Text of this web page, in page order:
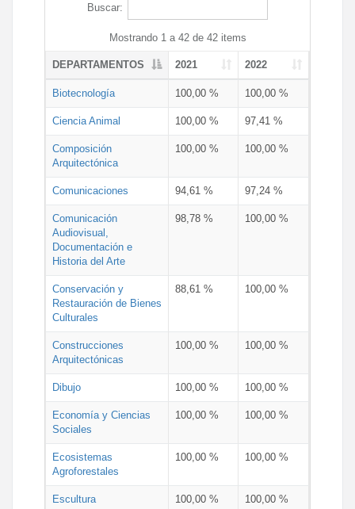
Buscar:
Mostrando 1 a 42 de 42 items
DEPARTAMENTOS 2021 2022
Biotecnología 100,00 % 100,00 %
Ciencia Animal 100,00 % 97,41 %
Composición
Arquitectónica
100,00 % 100,00 %
Comunicaciones 94,61 % 97,24 %
Comunicación
Audiovisual,
Documentación e
Historia del Arte
98,78 % 100,00 %
Conservación y
Restauración de Bienes
Culturales
88,61 % 100,00 %
Construcciones
Arquitectónicas
100,00 % 100,00 %
Dibujo 100,00 % 100,00 %
Economía y Ciencias
Sociales
100,00 % 100,00 %
Ecosistemas
Agroforestales
100,00 % 100,00 %
Escultura 100,00 % 100,00 %